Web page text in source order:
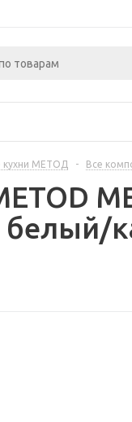
кухни МЕТОД - Все